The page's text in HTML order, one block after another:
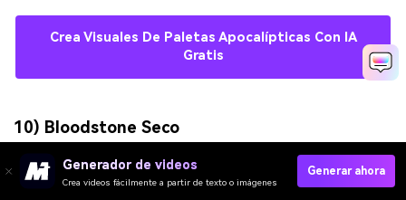
Crea Visuales De Paletas Apocalípticas Con IA
Gratis
10) Bloodstone Seco
Generador de videos
Crea videos fácilmente a partir de texto o imágenes
Generar ahora